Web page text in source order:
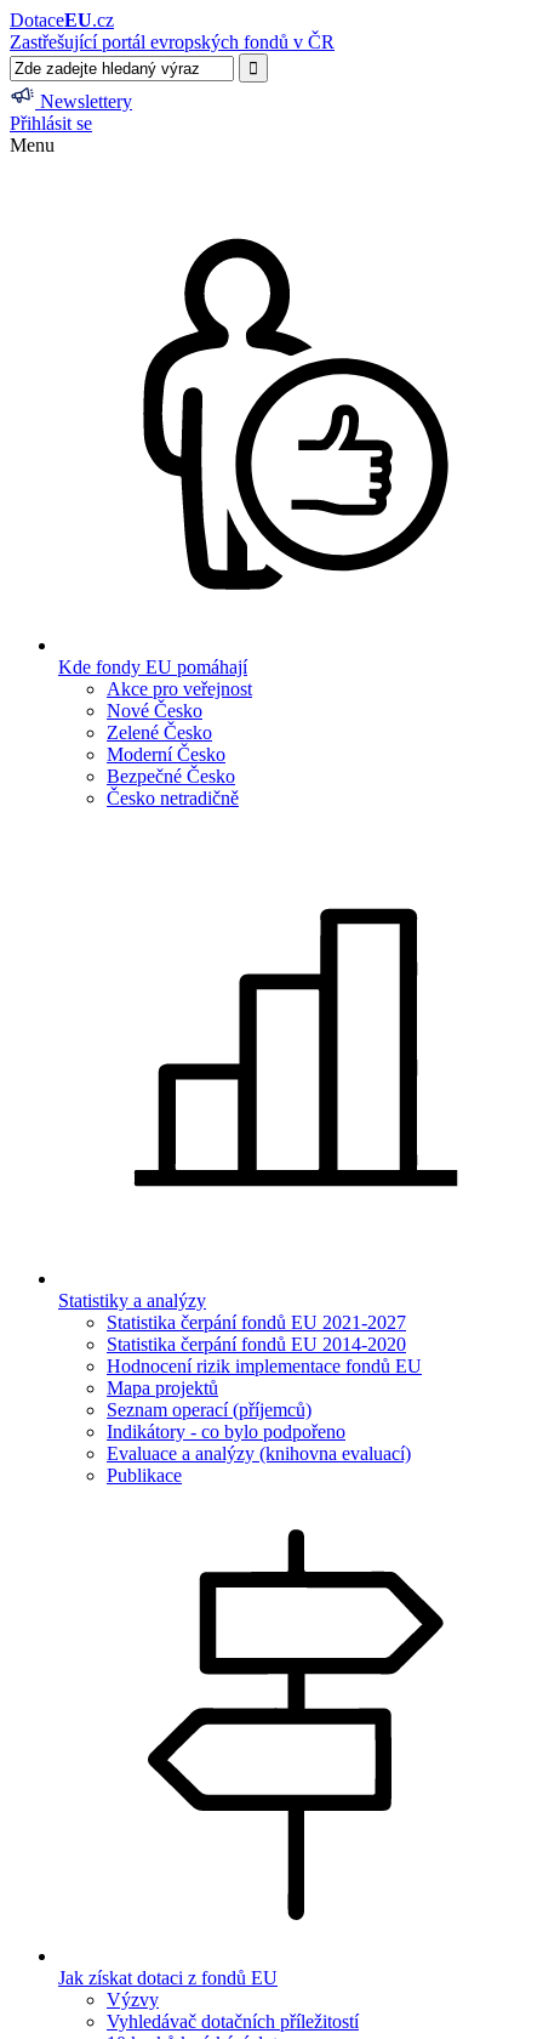
DotaceEU.cz
Zastřešující portál evropských fondů v ČR
Newslettery
Přihlásit se
Menu
Kde fondy EU pomáhají
Akce pro veřejnost
Nové Česko
Zelené Česko
Moderní Česko
Bezpečné Česko
Česko netradičně
Statistiky a analýzy
Statistika čerpání fondů EU 2021-2027
Statistika čerpání fondů EU 2014-2020
Hodnocení rizik implementace fondů EU
Mapa projektů
Seznam operací (příjemců)
Indikátory - co bylo podpořeno
Evaluace a analýzy (knihovna evaluací)
Publikace
Jak získat dotaci z fondů EU
Výzvy
Vyhledávač dotačních příležitostí